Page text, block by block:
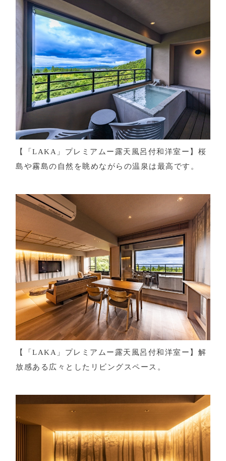
【「LAKA」プレミアムー露天風呂付和洋室ー】桜
島や霧島の自然を眺めながらの温泉は最高です。
【「LAKA」プレミアムー露天風呂付和洋室ー】解
放感ある広々としたリビングスペース。